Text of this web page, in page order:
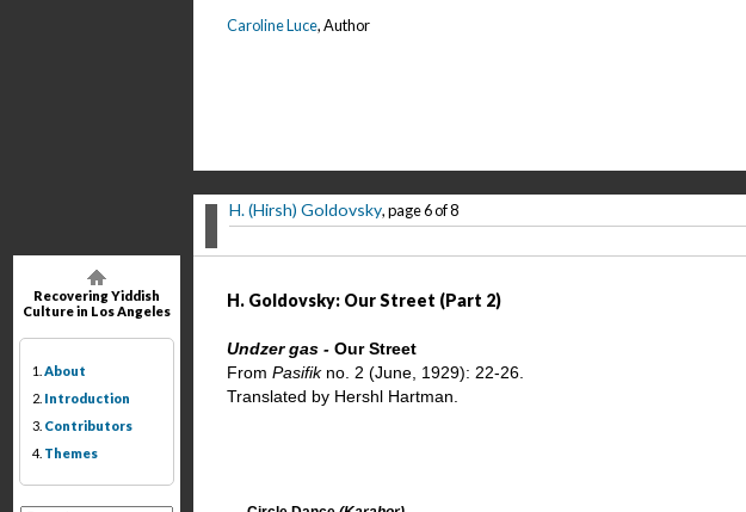
Recovering Yiddish
Culture in Los Angeles
1. About
2. Introduction
3. Contributors
4. Themes
Caroline Luce, Author
H. (Hirsh) Goldovsky, page 6 of 8
H. Goldovsky: Our Street (Part 2)
Undzer gas -Our Street
FromPasifik no. 2 (June, 1929): 22-26.
Translated by Hershl Hartman.